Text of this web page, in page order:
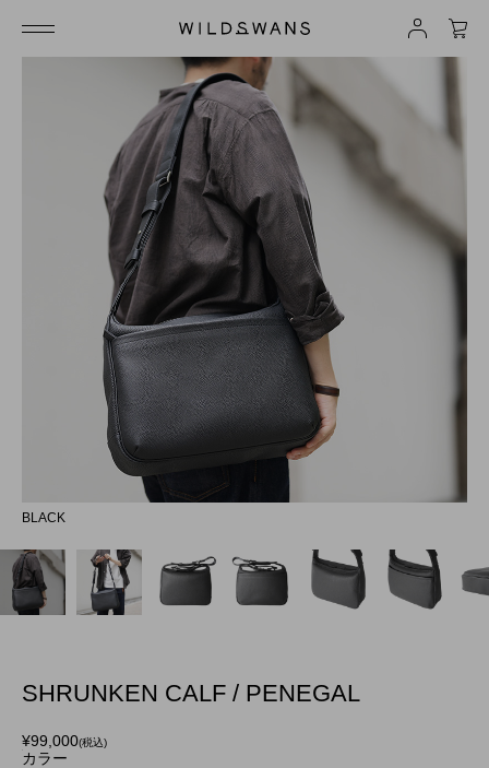
BLACK
SHRUNKEN CALF / PENEGAL
¥99,000(税込)
カラー